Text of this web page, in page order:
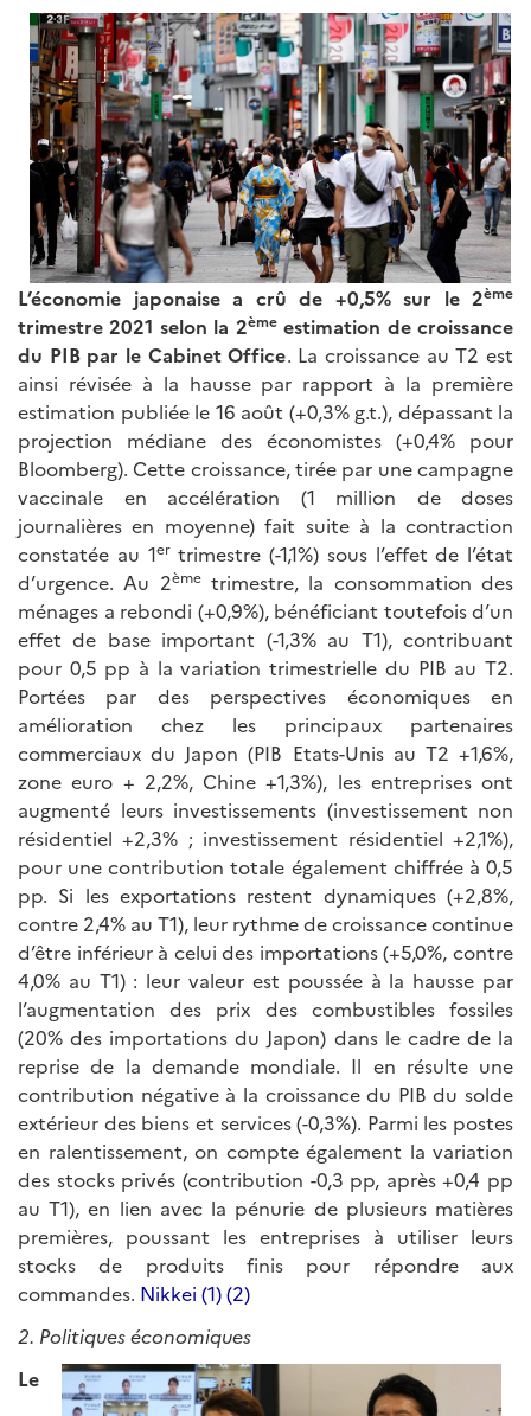
L’économie japonaise a crû de +0,5% sur le 2ème
trimestre 2021 selon la 2èmeestimation de croissance
du PIB par le Cabinet Office. La croissance au T2 est
ainsi révisée à la hausse par rapport à la première
estimation publiée le 16 août (+0,3% g.t.), dépassant la
projection médiane des économistes (+0,4% pour
Bloomberg). Cette croissance, tirée par une campagne
vaccinale en accélération (1 million de doses
journalières en moyenne) fait suite à la contraction
constatée au 1ertrimestre (-1,1%) sous l’effet de l’état
d’urgence. Au 2èmetrimestre, la consommation des
ménages a rebondi (+0,9%), bénéficiant toutefois d’un
effet de base important (-1,3% au T1), contribuant
pour 0,5 pp à la variation trimestrielle du PIB au T2.
Portées par des perspectives économiques en
amélioration chez les principaux partenaires
commerciaux du Japon (PIB Etats-Unis au T2 +1,6%,
zone euro + 2,2%, Chine +1,3%), les entreprises ont
augmenté leurs investissements (investissement non
résidentiel +2,3% ; investissement résidentiel +2,1%),
pour une contribution totale également chiffrée à 0,5
pp. Si les exportations restent dynamiques (+2,8%,
contre 2,4% au T1), leur rythme de croissance continue
d’être inférieur à celui des importations (+5,0%, contre
4,0% au T1) : leur valeur est poussée à la hausse par
l’augmentation des prix des combustibles fossiles
(20% des importations du Japon) dans le cadre de la
reprise de la demande mondiale. Il en résulte une
contribution négative à la croissance du PIB du solde
extérieur des biens et services (-0,3%). Parmi les postes
en ralentissement, on compte également la variation
des stocks privés (contribution -0,3 pp, après +0,4 pp
au T1), en lien avec la pénurie de plusieurs matières
premières, poussant les entreprises à utiliser leurs
stocks de produits finis pour répondre aux
commandes. Nikkei (1)(2)
2. Politiques économiques
Le